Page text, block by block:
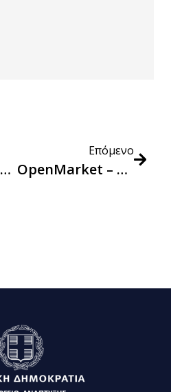
Ορίζεται Ανώτατη Τιμή Πώλησης Στο Εμφιαλωμένο Νερό Που Πωλείται Στη Θεσσαλία
Επόμενο
OpenMarket – Διακοπή Λειτουργιών Συστήματος Ανά Τακτά Χρονικά Διαστήματα Από 14/9/2023 Έως 16/9/2023